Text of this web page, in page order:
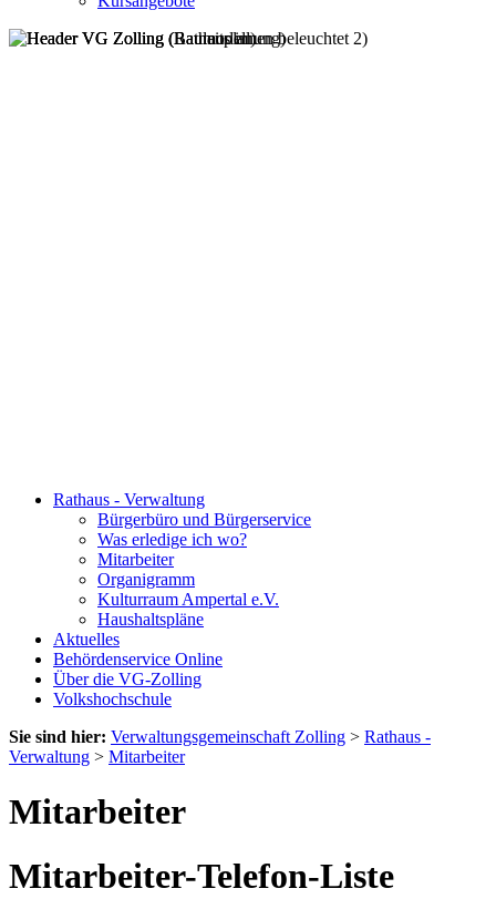
Rathaus - Verwaltung
Bürgerbüro und Bürgerservice
Was erledige ich wo?
Mitarbeiter
Organigramm
Kulturraum Ampertal e.V.
Haushaltspläne
Aktuelles
Behördenservice Online
Über die VG-Zolling
Volkshochschule
Sie sind hier: Verwaltungsgemeinschaft Zolling > Rathaus -
Verwaltung > Mitarbeiter
Mitarbeiter
Mitarbeiter-Telefon-Liste